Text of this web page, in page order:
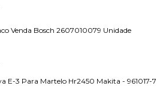
Venda Bosch 2607010079 Unidade
E-3 Para Martelo Hr2450 Makita - 961017-7